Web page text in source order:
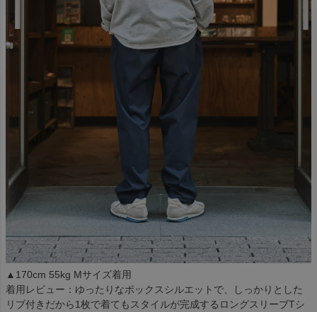
▲170cm 55kg Mサイズ着用
着用レビュー：ゆったりなボックスシルエットで、しっかりとした
リブ付きだから1枚で着てもスタイルが完成するロングスリーブTシ